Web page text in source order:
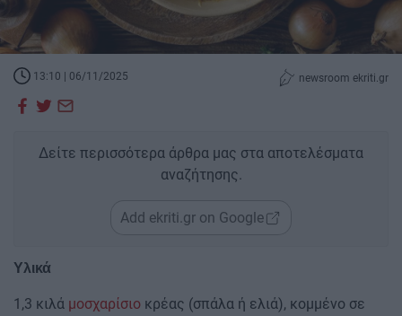
13:10 | 06/11/2025 newsroom ekriti.gr
Δείτε περισσότερα άρθρα μας στα αποτελέσματα
αναζήτησης.
Add ekriti.gr on Google
Υλικά
1,3 κιλά μοσχαρίσιο κρέας (σπάλα ή ελιά), κομμένο σε